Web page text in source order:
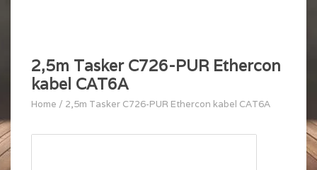
2,5m Tasker C726-PUR Ethercon
kabel CAT6A
Home / 2,5m Tasker C726-PUR Ethercon kabel CAT6A